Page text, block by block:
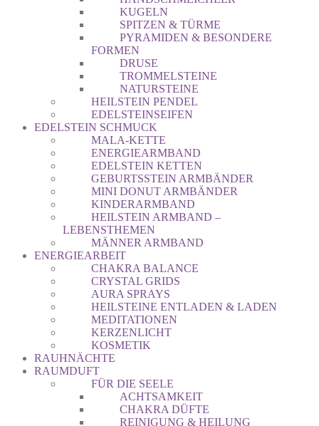
KUGELN
SPITZEN & TÜRME
PYRAMIDEN & BESONDERE
FORMEN
DRUSE
TROMMELSTEINE
NATURSTEINE
HEILSTEIN PENDEL
EDELSTEINSEIFEN
EDELSTEIN SCHMUCK
MALA-KETTE
ENERGIEARMBAND
EDELSTEIN KETTEN
GEBURTSSTEIN ARMBÄNDER
MINI DONUT ARMBÄNDER
KINDERARMBAND
HEILSTEIN ARMBAND –
LEBENSTHEMEN
MÄNNER ARMBAND
ENERGIEARBEIT
CHAKRA BALANCE
CRYSTAL GRIDS
AURA SPRAYS
HEILSTEINE ENTLADEN & LADEN
MEDITATIONEN
KERZENLICHT
KOSMETIK
RAUHNÄCHTE
RAUMDUFT
FÜR DIE SEELE
ACHTSAMKEIT
CHAKRA DÜFTE
REINIGUNG & HEILUNG